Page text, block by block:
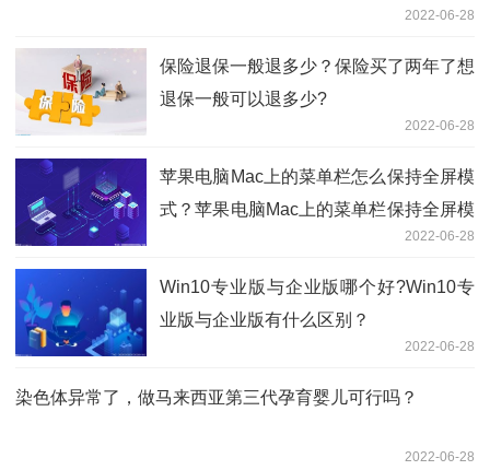
2022-06-28
保险退保一般退多少？保险买了两年了想
退保一般可以退多少?
2022-06-28
苹果电脑Mac上的菜单栏怎么保持全屏模
式？苹果电脑Mac上的菜单栏保持全屏模
2022-06-28
Win10专业版与企业版哪个好?Win10专
业版与企业版有什么区别？
2022-06-28
染色体异常了，做马来西亚第三代孕育婴儿可行吗？
2022-06-28